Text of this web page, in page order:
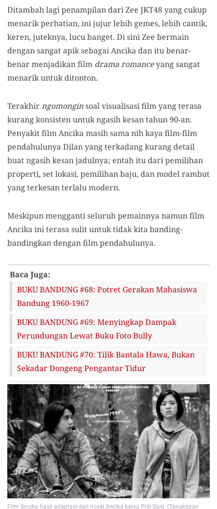
Ditambah lagi penampilan dari Zee JKT48 yang cukup
menarik perhatian, ini jujur lebih gemes, lebih cantik,
keren, juteknya, lucu banget. Di sini Zee bermain
dengan sangat apik sebagai Ancika dan itu benar-
benar menjadikan film drama romanceyang sangat
menarik untuk ditonton.
Terakhirngomonginsoal visualisasi film yang terasa
kurang konsisten untuk ngasih kesan tahun 90-an.
Penyakit film Ancika masih sama nih kaya film-film
pendahulunya Dilan yang terkadang kurang detail
buat ngasih kesan jadulnya; entah itu dari pemilihan
properti, set lokasi, pemilihan baju, dan model rambut
yang terkesan terlalu modern.
Meskipun mengganti seluruh pemainnya namun film
Ancika ini terasa sulit untuk tidak kita banding-
bandingkan dengan film pendahulunya.
Baca Juga:
BUKU BANDUNG #68: Potret Gerakan Mahasiswa
Bandung 1960-1967
BUKU BANDUNG #69: Menyingkap Dampak
Perundungan Lewat Buku Foto Bully
BUKU BANDUNG #70: Tilik Bantala Hawa, Bukan
Sekadar Dongeng Pengantar Tidur
Film Ancika hasil adaptasi dari novel Ancika karya Pidi Baiq. (Tangkapan